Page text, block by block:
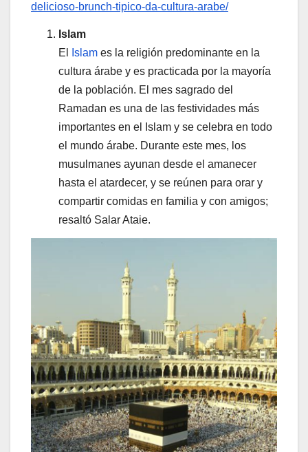
delicioso-brunch-tipico-da-cultura-arabe/
Islam
El
Islam es la religión predominante en la
cultura árabe y es practicada por la mayoría
de la población. El mes sagrado del
Ramadan es una de las festividades más
importantes en el Islam y se celebra en todo
el mundo árabe. Durante este mes, los
musulmanes ayunan desde el amanecer
hasta el atardecer, y se reúnen para orar y
compartir comidas en familia y con amigos;
resaltó Salar Ataie.